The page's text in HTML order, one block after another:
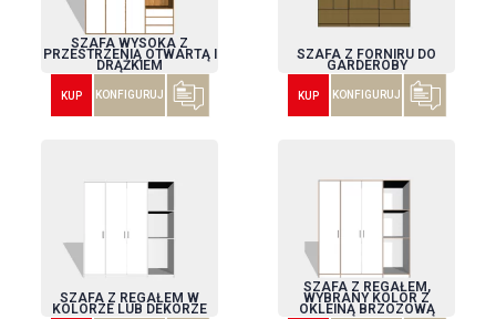
SZAFA WYSOKA Z
PRZESTRZENIĄ OTWARTĄ I
DRĄŻKIEM
KUP KONFIGURUJ
SZAFA Z FORNIRU DO
GARDEROBY
KUP KONFIGURUJ
SZAFA Z REGAŁEM W
KOLORZE LUB DEKORZE
SZAFA Z REGAŁEM,
WYBRANY KOLOR Z
OKLEINĄ BRZOZOWĄ